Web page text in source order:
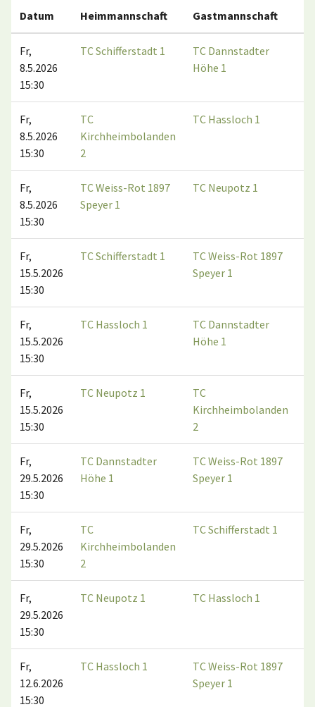
Datum Heimmannschaft Gastmannschaft
Fr,
8.5.2026
15:30
TC Schifferstadt 1
TC Dannstadter
Höhe 1
Fr,
8.5.2026
15:30
TC
Kirchheimbolanden
2
TC Hassloch 1
Fr,
8.5.2026
15:30
TC Weiss-Rot 1897
Speyer 1
TC Neupotz 1
Fr,
15.5.2026
15:30
TC Schifferstadt 1
TC Weiss-Rot 1897
Speyer 1
Fr,
15.5.2026
15:30
TC Hassloch 1
TC Dannstadter
Höhe 1
Fr,
15.5.2026
15:30
TC Neupotz 1
TC
Kirchheimbolanden
2
Fr,
29.5.2026
15:30
TC Dannstadter
Höhe 1
TC Weiss-Rot 1897
Speyer 1
Fr,
29.5.2026
15:30
TC
Kirchheimbolanden
2
TC Schifferstadt 1
Fr,
29.5.2026
15:30
TC Neupotz 1 TC Hassloch 1
Fr,
12.6.2026
15:30
TC Hassloch 1
TC Weiss-Rot 1897
Speyer 1